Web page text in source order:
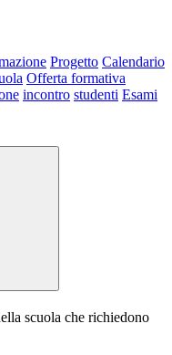
Progetto Calendario
Offerta formativa
incontro studenti Esami
scuola che richiedono